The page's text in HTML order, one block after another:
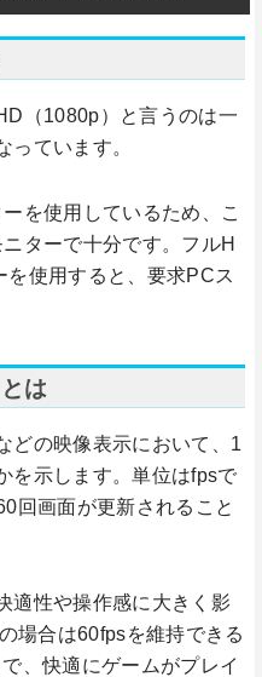
（1080p）と言うのは一
っています。
を使用しているため、こ
ターで十分です。フルH
を使用すると、要求PCス
は
どの映像表示において、1
を示します。単位はfpsで
回画面が更新されること
適性や操作感に大きく影
場合は60fpsを維持できる
、快適にゲームがプレイ